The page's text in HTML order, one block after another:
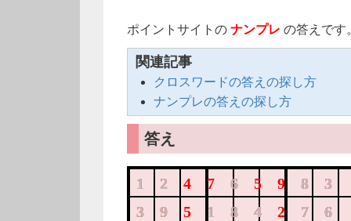
ポイントサイトの ナンプレ の答えです
関連記事
クロスワードの答えの探し方
ナンプレの答えの探し方
答え
124765983
395184276
12 6
83
39
184
76